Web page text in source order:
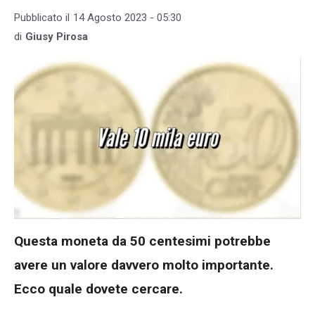
Pubblicato il 14 Agosto 2023 - 05:30
di Giusy Pirosa
Questa moneta da 50 centesimi potrebbe
avere un valore davvero molto importante.
Ecco quale dovete cercare.